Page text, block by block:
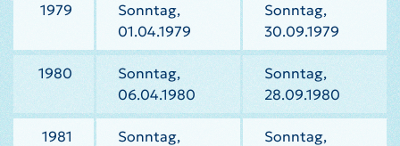
1979
Sonntag,
01.04.1979
Sonntag,
30.09.1979
1980
Sonntag,
06.04.1980
Sonntag,
28.09.1980
1981
Sonntag,
Sonntag,